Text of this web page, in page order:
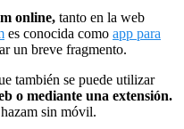
online, tanto en la web
es conocida como app para
un breve fragmento.
también se puede utilizar
o mediante una extensión.
sin móvil.